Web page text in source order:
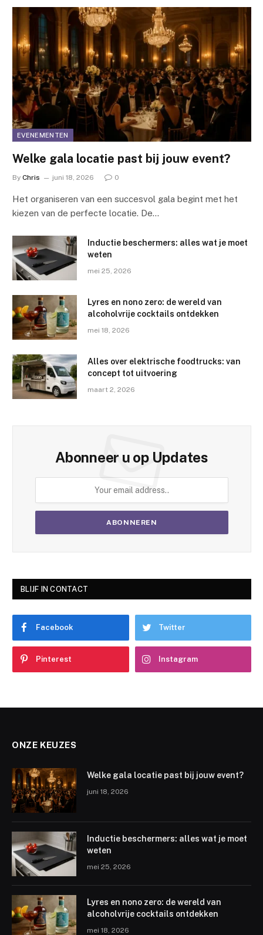
EVENEMENTEN
Welke gala locatie past bij jouw event?
By Chris juni 18, 2026 0
Het organiseren van een succesvol gala begint met het
kiezen van de perfecte locatie. De…
Inductie beschermers: alles wat je moet
weten
mei 25, 2026
Lyres en nono zero: de wereld van
alcoholvrije cocktails ontdekken
mei 18, 2026
Alles over elektrische foodtrucks: van
concept tot uitvoering
maart 2, 2026
Abonneer u op Updates
BLIJF IN CONTACT
Facebook Twitter
Pinterest Instagram
ONZE KEUZES
Welke gala locatie past bij jouw event?
juni 18, 2026
Inductie beschermers: alles wat je moet
weten
mei 25, 2026
Lyres en nono zero: de wereld van
alcoholvrije cocktails ontdekken
mei 18, 2026